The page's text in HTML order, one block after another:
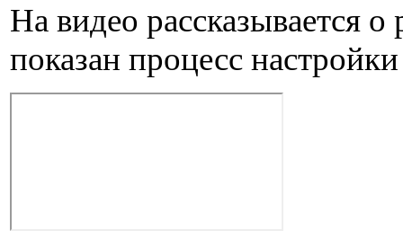
На видео рассказывается
показан процесс